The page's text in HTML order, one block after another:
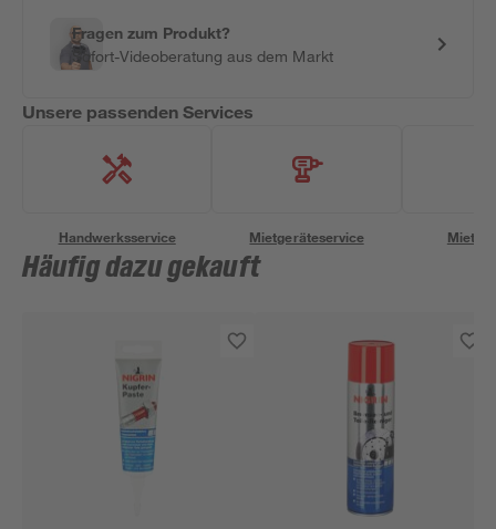
Fragen zum Produkt?
Sofort-Videoberatung aus dem Markt
Unsere passenden Services
Handwerksservice Mietgeräteservice
Häufig dazu gekauft